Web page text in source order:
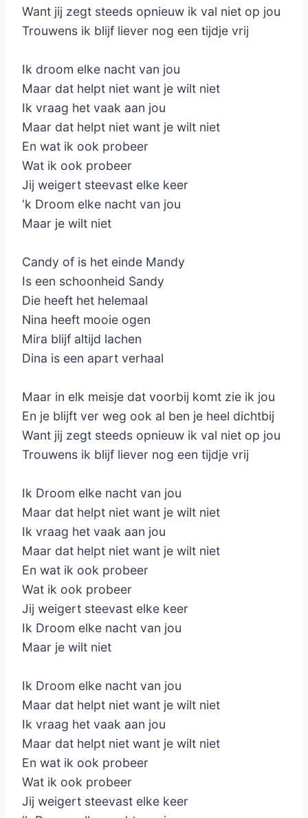
Want jij zegt steeds opnieuw ik val niet op jou
Trouwens ik blijf liever nog een tijdje vrij
Ik droom elke nacht van jou
Maar dat helpt niet want je wilt niet
Ik vraag het vaak aan jou
Maar dat helpt niet want je wilt niet
En wat ik ook probeer
Wat ik ook probeer
Jij weigert steevast elke keer
‘k Droom elke nacht van jou
Maar je wilt niet
Candy of is het einde Mandy
Is een schoonheid Sandy
Die heeft het helemaal
Nina heeft mooie ogen
Mira blijf altijd lachen
Dina is een apart verhaal
Maar in elk meisje dat voorbij komt zie ik jou
En je blijft ver weg ook al ben je heel dichtbij
Want jij zegt steeds opnieuw ik val niet op jou
Trouwens ik blijf liever nog een tijdje vrij
Ik Droom elke nacht van jou
Maar dat helpt niet want je wilt niet
Ik vraag het vaak aan jou
Maar dat helpt niet want je wilt niet
En wat ik ook probeer
Wat ik ook probeer
Jij weigert steevast elke keer
Ik Droom elke nacht van jou
Maar je wilt niet
Ik Droom elke nacht van jou
Maar dat helpt niet want je wilt niet
Ik vraag het vaak aan jou
Maar dat helpt niet want je wilt niet
En wat ik ook probeer
Wat ik ook probeer
Jij weigert steevast elke keer